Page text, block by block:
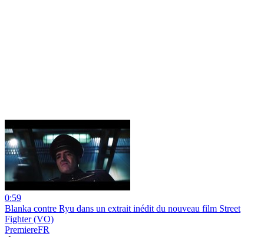
0:59
Blanka contre Ryu dans un extrait inédit du nouveau film Street
Fighter (VO)
PremiereFR